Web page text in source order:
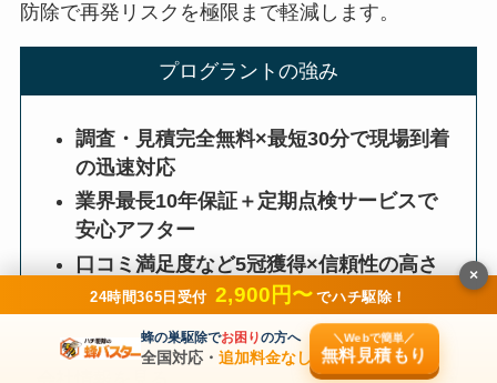
防除で再発リスクを極限まで軽減します。
プログラントの強み
調査・見積完全無料×最短30分で現場到着
の迅速対応
業界最長10年保証＋定期点検サービスで
安心アフター
口コミ満足度など5冠獲得×信頼性の高さ
24時間365日受付 2,900円〜 でハチ駆除！
蜂の巣駆除でお困りの方へ
全国対応・追加料金なし
＼Webで簡単／
無料見積もり
×